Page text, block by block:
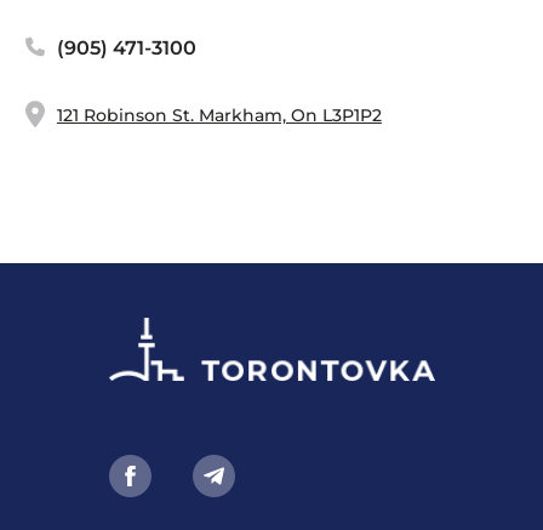
(905) 471-3100
121 Robinson St. Markham, On L3P1P2